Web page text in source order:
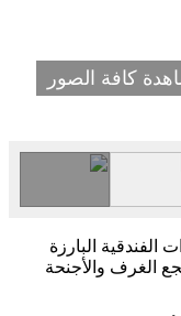
كافة الصور
الفندقية البارزة
الغرف والأجنحة